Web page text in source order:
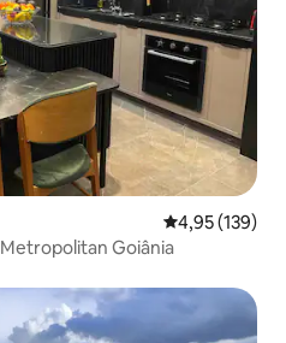
4,95 de uma
4,95 (139)
Luxuoso Jd Goiás Ap 2QTS Metropolitan Goiânia